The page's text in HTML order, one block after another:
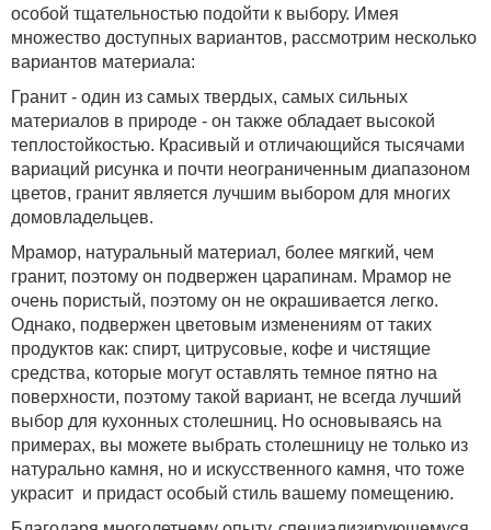
особой тщательностью подойти к выбору. Имея
множество доступных вариантов, рассмотрим несколько
вариантов материала:
Гранит - один из самых твердых, самых сильных
материалов в природе - он также обладает высокой
теплостойкостью. Красивый и отличающийся тысячами
вариаций рисунка и почти неограниченным диапазоном
цветов, гранит является лучшим выбором для многих
домовладельцев.
Мрамор, натуральный материал, более мягкий, чем
гранит, поэтому он подвержен царапинам. Мрамор не
очень пористый, поэтому он не окрашивается легко.
Однако, подвержен цветовым изменениям от таких
продуктов как: спирт, цитрусовые, кофе и чистящие
средства, которые могут оставлять темное пятно на
поверхности, поэтому такой вариант, не всегда лучший
выбор для кухонных столешниц. Но основываясь на
примерах, вы можете выбрать столешницу не только из
натурально камня, но и искусственного камня, что тоже
украсит и придаст особый стиль вашему помещению.